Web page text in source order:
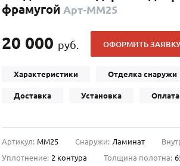
С отбойником(91)
С импостами (73)
С витражами (11)
В современном стиле
фрамугой Арт-ММ25
20 000 руб. ОФОРМИТЬ ЗАЯВКУ
Характеристики Отделка снаружи
Доставка Установка Оплата
Артикул: ММ25 Снаружи: Ламинат
Уплотнение: 2 контура Толщина полотна: